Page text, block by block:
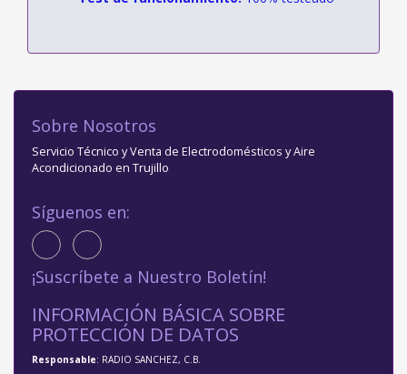
Sobre Nosotros
Servicio Técnico y Venta de Electrodomésticos y Aire
Acondicionado en Trujillo
Síguenos en:
¡Suscríbete a Nuestro Boletín!
INFORMACIÓN BÁSICA SOBRE
PROTECCIÓN DE DATOS
Responsable: RADIO SANCHEZ, C.B.